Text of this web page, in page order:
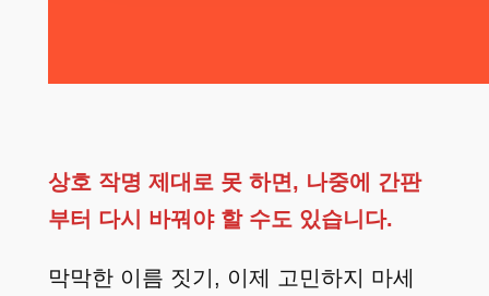
상호 작명 제대로 못 하면, 나중에 간판
부터 다시 바꿔야 할 수도 있습니다.
막막한 이름 짓기, 이제 고민하지 마세